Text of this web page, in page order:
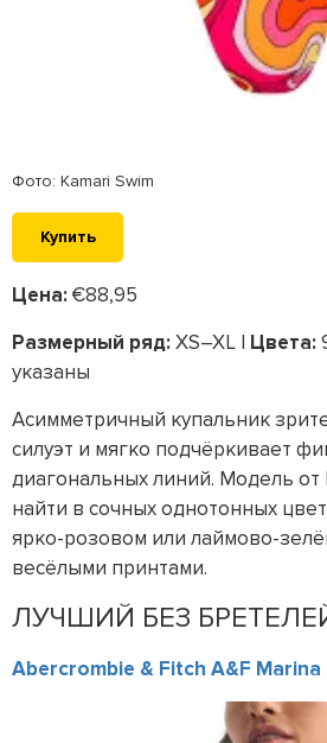
Фото: Kamari Swim
Купить
Цена:€88,95
Размерный ряд:XS–XL | Цвета:
указаны
Асимметричный купальник
силуэт и мягко подчёркивает
диагональных линий. Модель от
найти в сочных однотонных
ярко-розовом или лаймово-
весёлыми принтами.
ЛУЧШИЙ БЕЗ
Abercrombie & Fitch A&F